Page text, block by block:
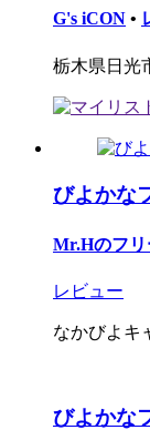
G's iCON •
栃木県日光
びよかな
Mr.Hのフ
レビュー
なかびよキ
びよかな